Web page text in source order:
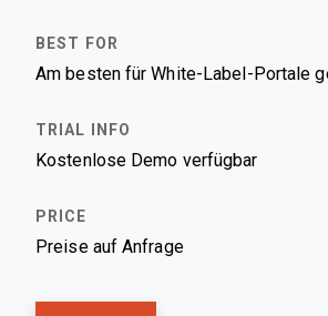
Am besten für White-Label-Portale
Kostenlose Demo verfügbar
Preise auf Anfrage